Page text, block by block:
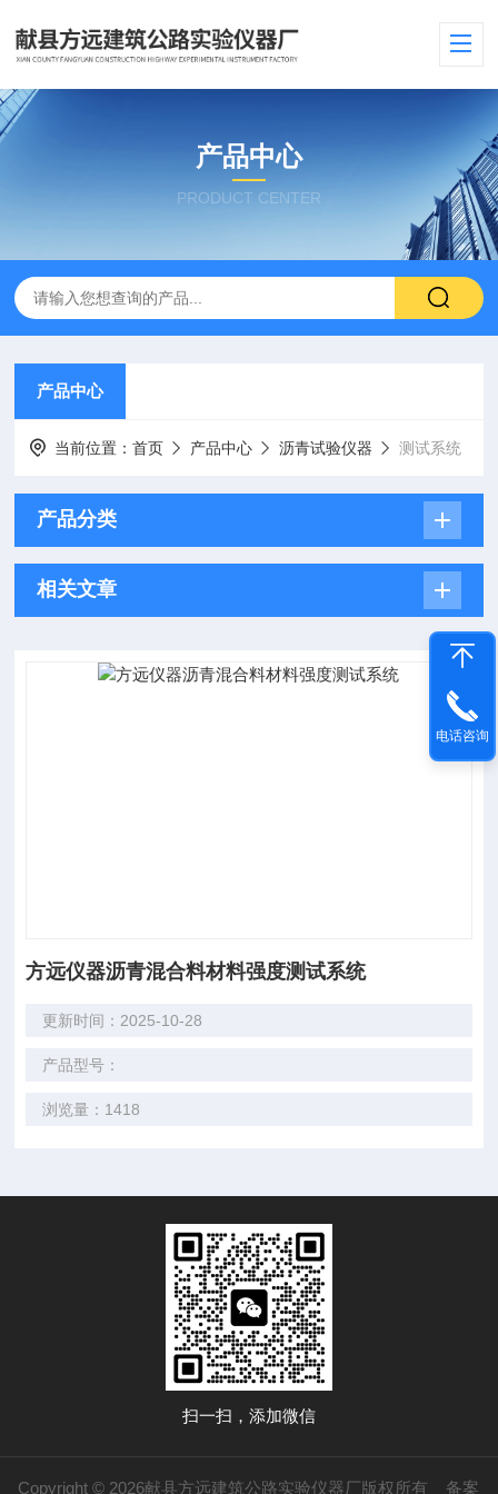
产品中心
PRODUCT CENTER
产品中心
当前位置：首页 产品中心 沥青试验仪器 测试系统
产品分类
相关文章
方远仪器沥青混合料材料强度测试系统
更新时间：2025-10-28
产品型号：
浏览量：1418
扫一扫，添加微信
Copyright © 2026献县方远建筑公路实验仪器厂版权所有 备案
电话咨询